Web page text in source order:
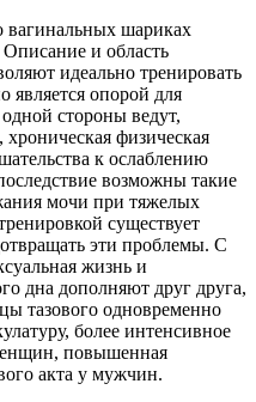
вагинальных шариках
и область
идеально тренировать
является опорой для
стороны ведут,
физическая
к ослаблению
возможны такие
мочи при тяжелых
существует
эти проблемы. С
жизнь и
дна дополняют друг друга,
тазового одновременно
более интенсивное
повышенная
акта у мужчин.